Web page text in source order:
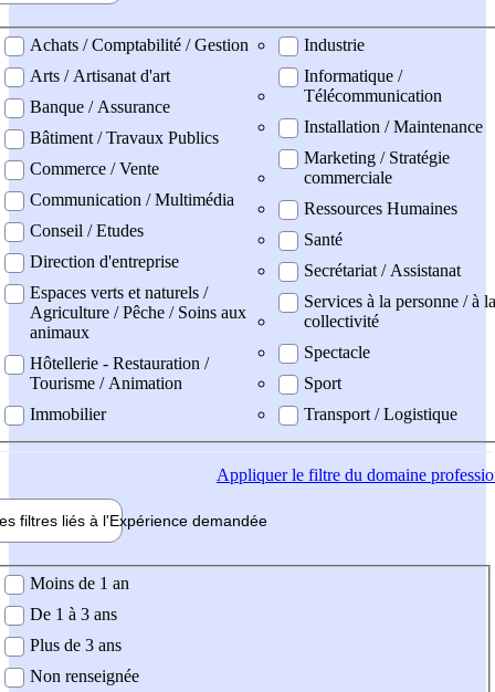
professionel
Achats / Comptabilité / Gestion
Arts / Artisanat d'art
Banque / Assurance
Bâtiment / Travaux Publics
Commerce / Vente
Communication / Multimédia
Conseil / Etudes
Direction d'entreprise
Espaces verts et naturels /
Agriculture / Pêche / Soins aux
animaux
Hôtellerie - Restauration /
Tourisme / Animation
Immobilier
Industrie
Informatique /
Télécommunication
Installation / Maintenance
Marketing / Stratégie
commerciale
Ressources Humaines
Santé
Secrétariat / Assistanat
Services à la personne / à la
collectivité
Spectacle
Sport
Transport / Logistique
Appliquerle filtre du domaine
filtres liés à l'Expérience demandée
demandée
Moins de 1 an
De 1 à 3 ans
Plus de 3 ans
Non renseignée